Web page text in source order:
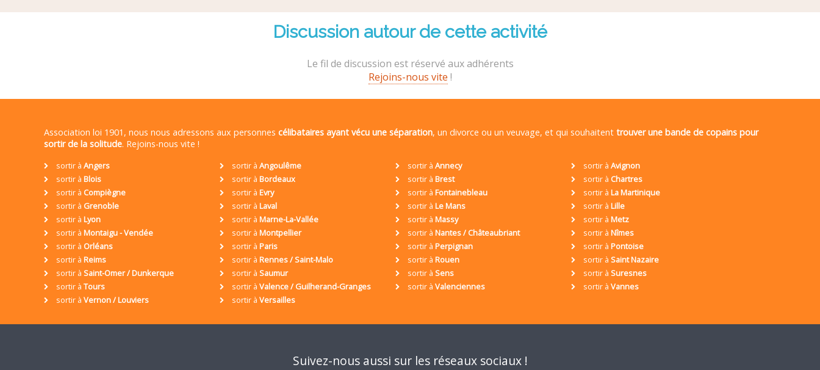
Discussion autour de cette activité
Le fil de discussion est réservé aux adhérents
Rejoins-nous vite !
Association loi 1901, nous nous adressons aux personnes célibataires ayant vécu une séparation, un divorce ou un veuvage, et qui souhaitent trouver une bande de copains pour
sortir de la solitude. Rejoins-nous vite !
sortir à Angers sortir à Angoulême sortir à Annecy sortir à Avignon
sortir à Blois sortir à Bordeaux sortir à Brest sortir à Chartres
sortir à Compiègne sortir à Evry sortir à Fontainebleau sortir à La Martinique
sortir à Grenoble sortir à Laval sortir à Le Mans sortir à Lille
sortir à Lyon sortir à Marne-La-Vallée sortir à Massy sortir à Metz
sortir à Montaigu - Vendée sortir à Montpellier sortir à Nantes / Châteaubriant sortir à Nîmes
sortir à Orléans sortir à Paris sortir à Perpignan sortir à Pontoise
sortir à Reims sortir à Rennes / Saint-Malo sortir à Rouen sortir à Saint Nazaire
sortir à Saint-Omer / Dunkerque sortir à Saumur sortir à Sens sortir à Suresnes
sortir à Tours sortir à Valence / Guilherand-Granges sortir à Valenciennes sortir à Vannes
sortir à Vernon / Louviers sortir à Versailles
Suivez-nous aussi sur les réseaux sociaux !